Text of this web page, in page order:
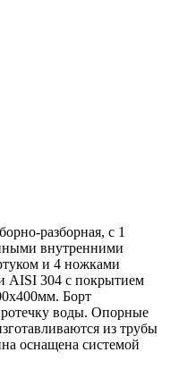
разборная, с 1
внутренними
и 4 ножками
AISI 304 с покрытием
Борт
воды. Опорные
из трубы
оснащена системой